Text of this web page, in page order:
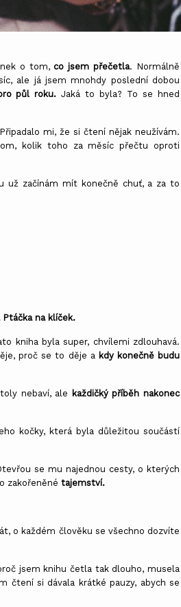
o tom, co jsem přečetla. Normálně
ale já jsem mnohdy poslední dobou
půl roku. Jaká to byla? To se hned
Připadalo mi, že si čtení nějak neužívám.
kolik toho za měsíc přečtu oproti
už začínám mít konečně chuť, a za to
Ptáčka na klíček.
kniha byla super, chvílemi zdlouhavá.
proč se to děje a kdy konečně budu
nebaví, ale každičký příběh nakonec
kočky, která byla důležitou součástí
se mu najednou cesty, o kterých
zakořeněné tajemství.
o každém člověku se všechno dozvíte
jsem knihu četla tak dlouho, musela
čtení si dávala krátké pauzy, abych se